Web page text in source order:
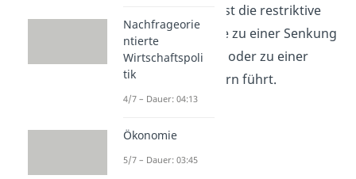
ist die restriktive
Finanzpolitik, welche zu einer Senkung
der Staatsausgaben oder zu einer
Erhöhung der Steuern führt.
Nachfrageorie
ntierte
Wirtschaftspoli
tik
4/7 – Dauer: 04:13
Ökonomie
5/7 – Dauer: 03:45